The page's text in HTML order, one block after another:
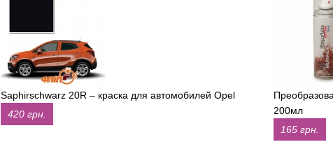
Saphirschwarz 20R – краска для автомобилей Opel
420 грн.
200мл
165 грн.